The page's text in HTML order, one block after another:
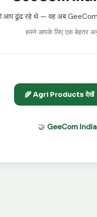
आप ढूंढ रहे थे — वह अब
हमने आपके लिए एक बेहतर
🌾 Agri Products देखें
🤝 GeeCom India